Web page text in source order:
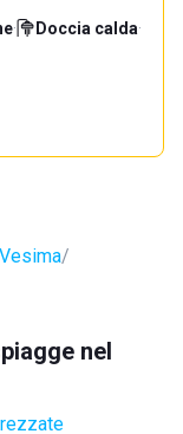
· Doccia calda·
Vesima
nel